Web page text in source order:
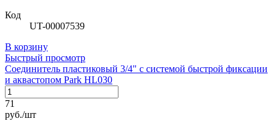
Код
UT-00007539
В корзину
Быстрый просмотр
Соединитель пластиковый 3/4" с системой быстрой фиксации
и аквастопом Park HL030
71
руб./шт